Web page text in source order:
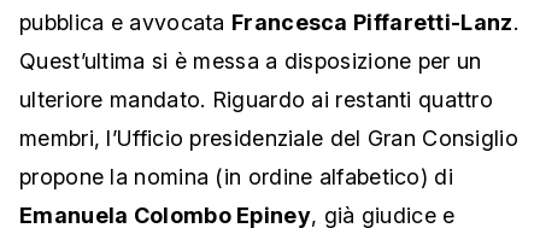
pubblica e avvocata Francesca Piffaretti-Lanz.
Quest’ultima si è messa a disposizione per un
ulteriore mandato. Riguardo ai restanti quattro
membri, l’Ufficio presidenziale del Gran Consiglio
propone la nomina (in ordine alfabetico) di
Emanuela Colombo Epiney, già giudice e